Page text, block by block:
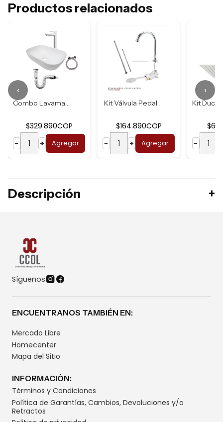
Productos relacionados
Combo Lavamanos B...
$329.890COP
−
+ Agregar
Kit Válvula Pedal...
$164.890COP
−
+ Agregar
−
‹ ›
Descripción
Síguenos
ENCUENTRANOS TAMBIÉN EN:
Mercado Libre
Homecenter
Mapa del Sitio
INFORMACIÓN:
Términos y Condiciones
Política de Garantías, Cambios, Devoluciones y/o
Retractos